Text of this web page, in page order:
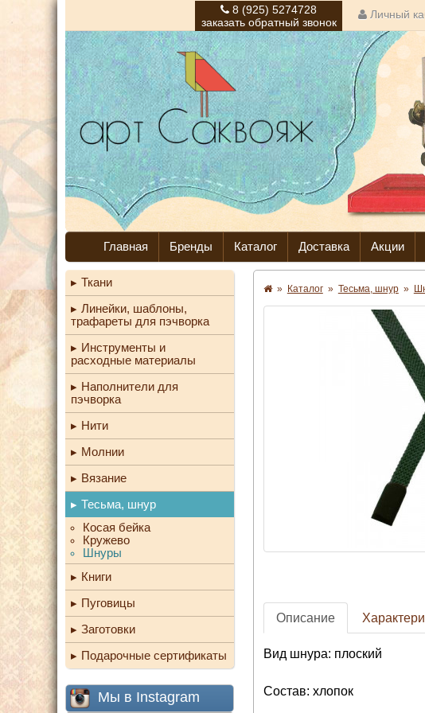
8 (925) 5274728
заказать обратный звонок
Личный
Главная Бренды Каталог Доставка Акции
Ткани
Линейки, шаблоны,
трафареты для пэчворка
Инструменты и
расходные материалы
Наполнители для
пэчворка
Нити
Молнии
Вязание
Тесьма, шнур
Косая бейка
Кружево
Шнуры
Книги
Пуговицы
Заготовки
Подарочные сертификаты
Мы в Instagram
» Каталог » Тесьма, шнур »
Описание
Вид шнура: плоский
Состав: хлопок